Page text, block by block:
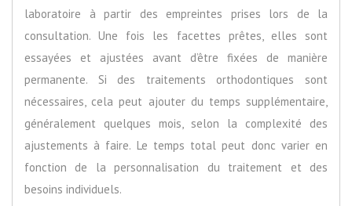
laboratoire à partir des empreintes prises lors de la
consultation. Une fois les facettes prêtes, elles sont
essayées et ajustées avant d’être fixées de manière
permanente. Si des traitements orthodontiques sont
nécessaires, cela peut ajouter du temps supplémentaire,
généralement quelques mois, selon la complexité des
ajustements à faire. Le temps total peut donc varier en
fonction de la personnalisation du traitement et des
besoins individuels.